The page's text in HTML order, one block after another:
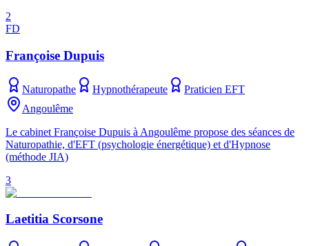
2
FD
Françoise Dupuis
Naturopathe Hypnothérapeute
Praticien EFT
Angoulême
Le cabinet Françoise Dupuis à Angoulême propose des séances de
Naturopathie, d'EFT (psychologie énergétique) et d'Hypnose
(méthode JIA)
3
Laetitia Scorsone